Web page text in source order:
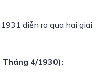
diễn ra qua hai giai
4/1930):